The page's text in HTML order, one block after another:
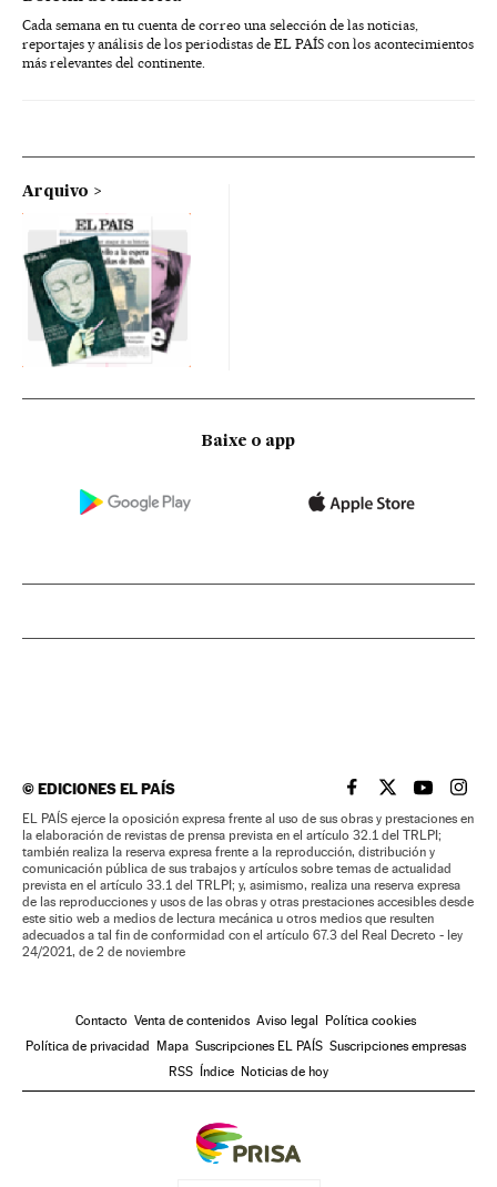
Cada semana en tu cuenta de correo una selección de las noticias,
reportajes y análisis de los periodistas de EL PAÍS con los acontecimientos
más relevantes del continente.
Arquivo
Baixe o app
©EDICIONES EL PAÍS EL PAÍS BRASIL EN
EL PAÍSEL PAÍS
EL
EL PAÍS ejerce la oposición expresa frente al uso de sus obras y prestaciones en
la elaboración de revistas de prensa prevista en el artículo 32.1 del TRLPI;
también realiza la reserva expresa frente a la reproducción, distribución y
comunicación pública de sus trabajos y artículos sobre temas de actualidad
prevista en el artículo 33.1 del TRLPI; y, asimismo, realiza una reserva expresa
de las reproducciones y usos de las obras y otras prestaciones accesibles desde
este sitio web a medios de lectura mecánica u otros medios que resulten
adecuados a tal fin de conformidad con el artículo 67.3 del Real Decreto - ley
24/2021, de 2 de noviembre
Contacto Venta de contenidos Aviso legal
Política cookies
Política de privacidad
Mapa Suscripciones EL PAÍS Suscripciones empresas
RSS
Índice Noticias de hoy